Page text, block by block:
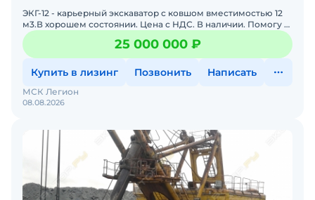
ЭКГ-12 - карьерный экскаватор с ковшом вместимостью 12
м3.В хорошем состоянии. Цена с НДС. В наличии. Помогу с
доставкой. Экскаватор готов к эксплуатации. Возмо
25 000 000 ₽
Купить в лизинг Позвонить Написать
08.08.2026
МСК Легион